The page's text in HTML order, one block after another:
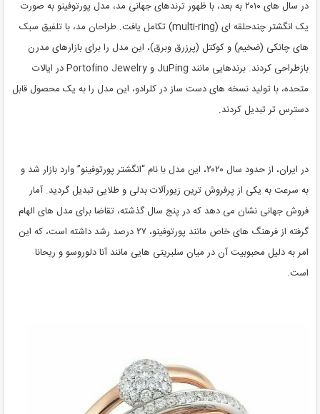
در سال های ۲۰۱۰ به بعد، با ظهور ترندهای جهانی مد، مدل پورتوفینو به صورت
یک انگشتر چندحلقه ای (multi-ring) تکامل یافت. طراحان مد، با تلفیق سبک
های چانکی (ضخیم) و کوکتل (پرزرق وبرق)، این مدل را برای بازارهای مدرن
بازطراحی کردند. برندهایی مانند JuPing و Portofino Jewelry در ایالات
متحده، با تولید نسخه های دست ساز در کلرادو، این مدل را به یک محصول قابل
دسترس تر تبدیل کردند.
در ایران، از حدود سال ۲۰۲۰، این مدل با نام “انگشتر پورتوفینو” وارد بازار شد و
به سرعت به یکی از پرفروش ترین زیورآلات بدلی و طلایی تبدیل گردید. آمار
فروش جهانی نشان می دهد که در پنج سال گذشته، تقاضا برای مدل های الهام
گرفته از فرهنگ های خاص مانند پورتوفینو، ۲۷ درصد رشد داشته است، که این
امر به دلیل محبوبیت آن در میان سلبریتی هایی مانند آنا دلوروسو و ریحانا
است.